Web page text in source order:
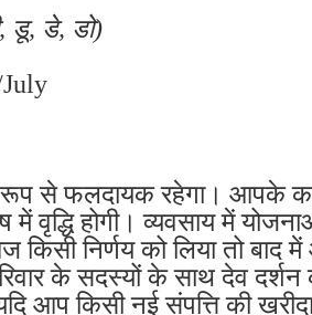
डू, डे, डो)
से फलदायक रहेगा। आपके
होगी। व्यवसाय में
निर्णय को लिया तो बाद
के सदस्यों के साथ देव दर्शन
आप किसी नई संपत्ति की